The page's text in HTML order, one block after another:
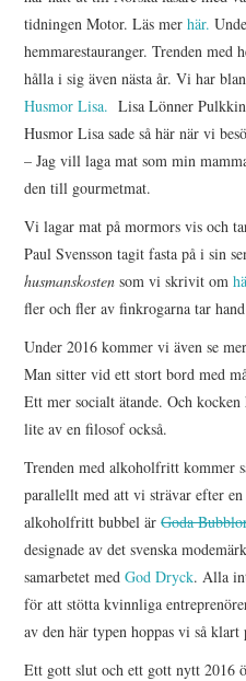
tidningen Motor. Läs merhär.
hemmarestauranger. Trenden med
hålla i sig även nästa år. Vi har
Husmor Lisa. Lisa Lönner
Husmor Lisa sade så här när vi
– Jag vill laga mat som min
den till gourmetmat.
Vi lagar mat på mormors vis och
Paul Svensson tagit fasta på i sin
husmanskostensom vi skrivit om
fler och fler av finkrogarna tar
Under 2016 kommer vi även se
Man sitter vid ett stort bord med
Ett mer socialt ätande. Och
lite av en filosof också.
Trenden med alkoholfritt kommer
parallellt med att vi strävar efter
alkoholfritt bubbel ärGoda
designade av det svenska
samarbetet medGod Dryck. Alla
för att stötta kvinnliga
av den här typen hoppas vi så
Ett gott slut och ett gott nytt 2016